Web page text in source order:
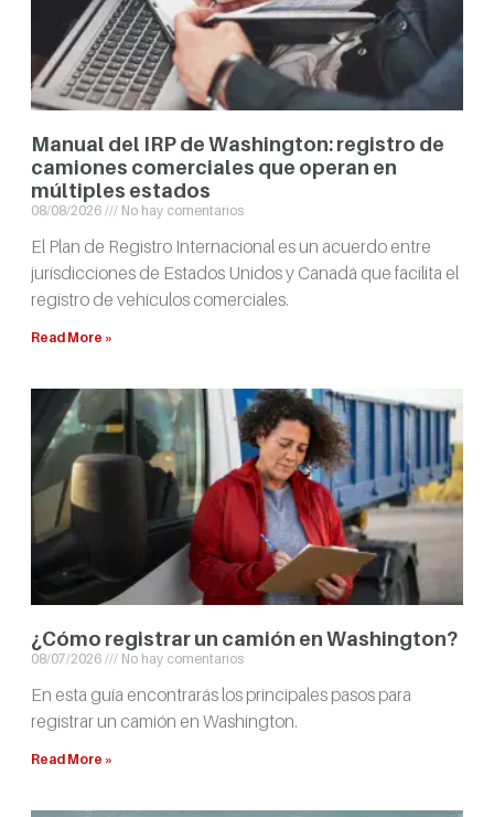
Manual del IRP de Washington: registro de
camiones comerciales que operan en
múltiples estados
08/08/2026 No hay comentarios
El Plan de Registro Internacional es un acuerdo entre
jurisdicciones de Estados Unidos y Canadá que facilita el
registro de vehículos comerciales.
Read More »
¿Cómo registrar un camión en Washington?
08/07/2026 No hay comentarios
En esta guía encontrarás los principales pasos para
registrar un camión en Washington.
Read More »